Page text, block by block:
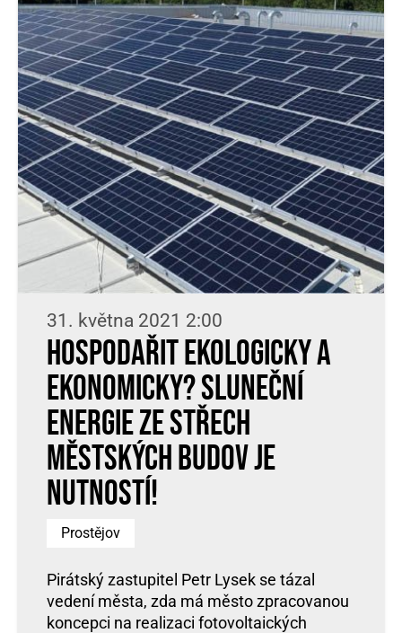
31. května 2021 2:00
Hospodařit ekologicky a
ekonomicky? Sluneční
energie ze střech
městských budov je
nutností!
Prostějov
Pirátský zastupitel Petr Lysek se tázal
vedení města, zda má město zpracovanou
koncepci na realizaci fotovoltaických